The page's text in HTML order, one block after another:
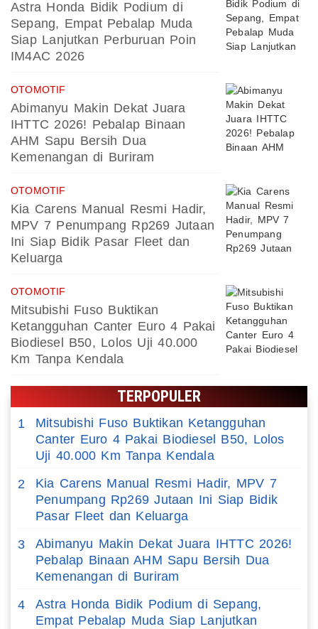
Astra Honda Bidik Podium di
Sepang, Empat Pebalap Muda
Siap Lanjutkan Perburuan Poin
IM4AC 2026
OTOMOTIF
Abimanyu Makin Dekat Juara
IHTTC 2026! Pebalap Binaan
AHM Sapu Bersih Dua
Kemenangan di Buriram
OTOMOTIF
Kia Carens Manual Resmi Hadir,
MPV 7 Penumpang Rp269 Jutaan
Ini Siap Bidik Pasar Fleet dan
Keluarga
OTOMOTIF
Mitsubishi Fuso Buktikan
Ketangguhan Canter Euro 4 Pakai
Biodiesel B50, Lolos Uji 40.000
Km Tanpa Kendala
TERPOPULER
1
Mitsubishi Fuso Buktikan Ketangguhan
Canter Euro 4 Pakai Biodiesel B50, Lolos
Uji 40.000 Km Tanpa Kendala
2
Kia Carens Manual Resmi Hadir, MPV 7
Penumpang Rp269 Jutaan Ini Siap Bidik
Pasar Fleet dan Keluarga
3
Abimanyu Makin Dekat Juara IHTTC 2026!
Pebalap Binaan AHM Sapu Bersih Dua
Kemenangan di Buriram
4
Astra Honda Bidik Podium di Sepang,
Empat Pebalap Muda Siap Lanjutkan